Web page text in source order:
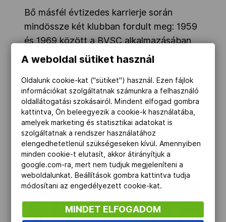
Bő másfél évtizedes karrierje során
mindössze két klubban fordult meg: 1959
és 1969 között a BVSC alkalmazásában
állt, 1969-1975-ig pedig a Ferencvárost
Visszavonulását követően orvosi
oklevelet szerzett a Semmelweis
Orvostudományi Egyetemen, majd
gyermekgyógyász és ortopéd szakorvosi
vizsgát tett. Első hívásunkkor is éppen
rendelés közben zavartuk meg.
A weboldal sütiket használ
Oldalunk cookie-kat ("sütiket") használ. Ezen fájlok
információkat szolgáltatnak számunkra a felhasználó
oldallátogatási szokásairól. Mindent elfogad gombra
kattintva, Ön beleegyezik a cookie-k használatába,
amelyek marketing és statisztikai adatokat is
szolgáltatnak a rendszer használatához
elengedhetetlenül szükségeseken kívül. Amennyiben
minden cookie-t elutasít, akkor átirányítjuk a
google.com-ra, mert nem tudjuk megjeleníteni a
weboldalunkat. Beállítások gombra kattintva tudja
módosítani az engedélyezett cookie-kat.
MINDET ELFOGADOM